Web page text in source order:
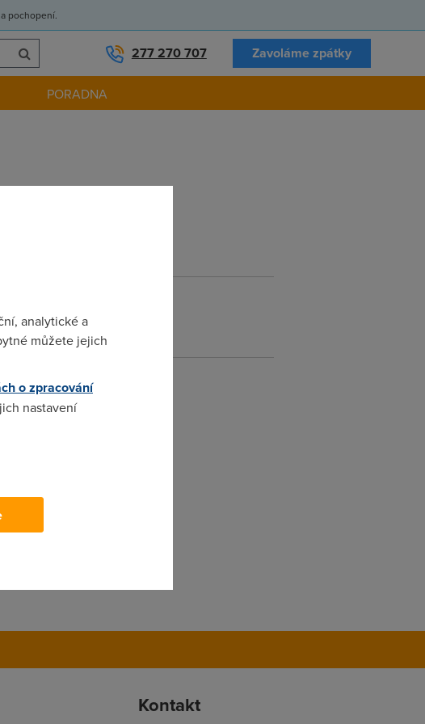
pochopení.
277 270 707 Zavoláme zpátky
PORADNA
problem ?
Kontakt
analytické a
můžete jejich
o zpracování
nastavení